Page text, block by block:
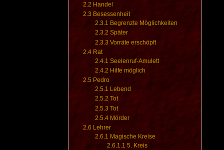
2.2 Handel
2.3 Besessenheit
2.3.1 Begrenzte Möglichkeiten
2.3.2 Später
2.3.3 Vorräte erschöpft
2.4 Rat
2.4.1 Seelenruf-Amulett
2.4.2 Hilfe möglich
2.5 Pedro
2.5.1 Lebend
2.5.2 Tot
2.5.3 Tot
2.5.4 Mörder
2.6 Lehrer
2.6.1 Magische Kreise
2.6.1.1 5. Kreis